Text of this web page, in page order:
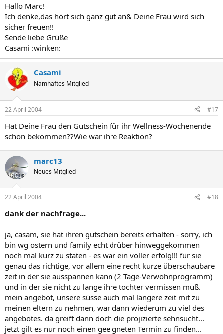
Hallo Marc!
Ich denke,das hört sich ganz gut an& Deine Frau wird sich
sicher freuen!!
Sende liebe Grüße
Casami :winken:
Casami
Namhaftes Mitglied
22 April 2004 #17
Hat Deine Frau den Gutschein für ihr Wellness-Wochenende
schon bekommen??Wie war ihre Reaktion?
marc13
Neues Mitglied
22 April 2004 #18
dank der nachfrage...
ja, casam, sie hat ihren gutschein bereits erhalten - sorry, ich
bin wg ostern und family echt drüber hinweggekommen
noch mal kurz zu staten - es war ein voller erfolg!!! für sie
genau das richtige, vor allem eine recht kurze überschaubare
zeit in der sie ausspannen kann (2 Tage-Verwöhnprogramm)
und in der sie nicht zu lange ihre tochter vermissen muß.
mein angebot, unsere süsse auch mal längere zeit mit zu
meinen eltern zu nehmen, war dann wiederum zu viel des
angebotes. da greift dann doch die projizierte sehnsucht...
jetzt gilt es nur noch einen geeigneten Termin zu finden...